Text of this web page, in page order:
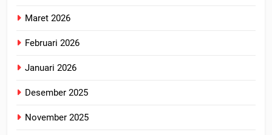
Maret 2026
Februari 2026
Januari 2026
Desember 2025
November 2025